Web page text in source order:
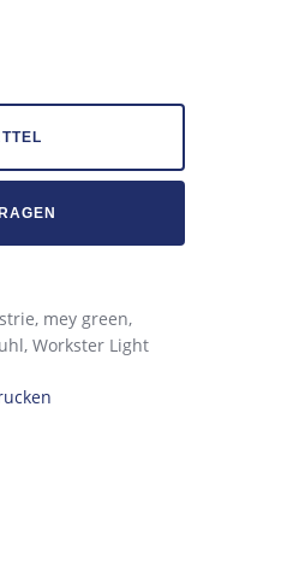
, mey green,
,Workster Light